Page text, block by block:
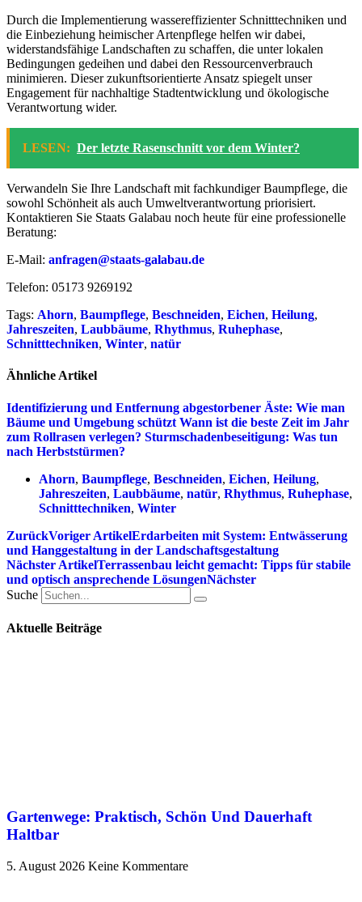
Durch die Implementierung wassereffizienter Schnitttechniken und
die Einbeziehung heimischer Artenpflege helfen wir dabei,
widerstandsfähige Landschaften zu schaffen, die unter lokalen
Bedingungen gedeihen und dabei den Ressourcenverbrauch
minimieren. Dieser zukunftsorientierte Ansatz spiegelt unser
Engagement für nachhaltige Stadtentwicklung und ökologische
Verantwortung wider.
LESEN: Der letzte Rasenschnitt vor dem Winter?
Verwandeln Sie Ihre Landschaft mit fachkundiger Baumpflege, die
sowohl Schönheit als auch Umweltverantwortung priorisiert.
Kontaktieren Sie Staats Galabau noch heute für eine professionelle
Beratung:
E-Mail: anfragen@staats-galabau.de
Telefon: 05173 9269192
Tags: Ahorn, Baumpflege, Beschneiden, Eichen, Heilung,
Jahreszeiten, Laubbäume, Rhythmus, Ruhephase,
Schnitttechniken, Winter, natür
Ähnliche Artikel
Identifizierung und Entfernung abgestorbener Äste: Wie man
Bäume und Umgebung schützt Wann ist die beste Zeit im Jahr
zum Rollrasen verlegen? Sturmschadenbeseitigung: Was tun
nach Herbststürmen?
Ahorn, Baumpflege, Beschneiden, Eichen, Heilung,
Jahreszeiten, Laubbäume, natür, Rhythmus, Ruhephase,
Schnitttechniken, Winter
ZurückVoriger ArtikelErdarbeiten mit System: Entwässerung
und Hanggestaltung in der Landschaftsgestaltung
Nächster ArtikelTerrassenbau leicht gemacht: Tipps für stabile
und optisch ansprechende LösungenNächster
Suche
Aktuelle Beiträge
Gartenwege: Praktisch, Schön Und Dauerhaft
Haltbar
5. August 2026 Keine Kommentare